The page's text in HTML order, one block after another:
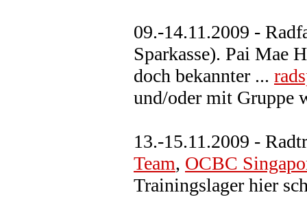
09.-14.11.2009 -
Sparkasse). Pai Mae
doch bekannter ...
und/oder mit Gruppe
13.-15.11.2009 -
Team, OCBC
Trainingslager hier